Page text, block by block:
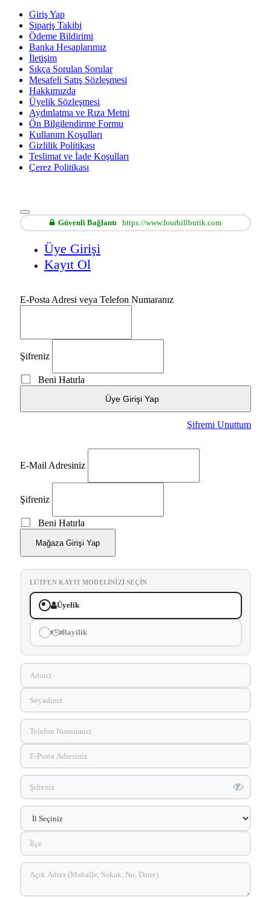
Giriş Yap
Sipariş Takibi
Ödeme Bildirimi
Banka Hesaplarımız
İletişim
Sıkça Sorulan Sorular
Mesafeli Satış Sözleşmesi
Hakkımızda
Üyelik Sözleşmesi
Aydınlatma ve Rıza Metni
Ön Bilgilendirme Formu
Kullanım Koşulları
Gizlilik Politikası
Teslimat ve İade Koşulları
Çerez Politikası
Güvenli Bağlantı https://www.fourhillbutik.com
Üye Girişi
Kayıt Ol
E-Posta Adresi veya Telefon Numaranız
Şifreniz
Beni Hatırla
Üye Girişi Yap
Şifremi Unuttum
E-Mail Adresiniz
Şifreniz
Beni Hatırla
Mağaza Girişi Yap
LÜTFEN KAYIT MODELINIZI SEÇIN
Üyelik
Bayilik